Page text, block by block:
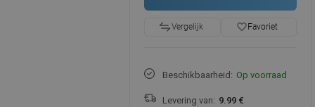
Vergelijk favorite_borderFavoriet
Beschikbaarheid: Op voorraad
Levering van: 9.99 €